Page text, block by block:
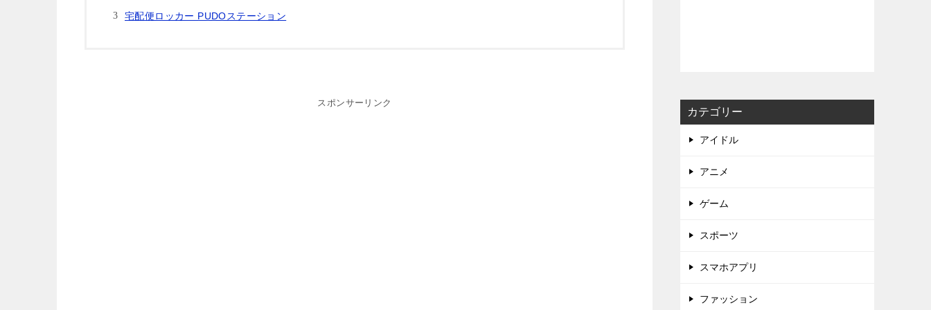
宅配便ロッカー PUDOステーション
スポンサーリンク
カテゴリー
アイドル
アニメ
ゲーム
スポーツ
スマホアプリ
ファッション